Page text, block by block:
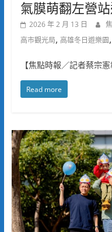
氣膜萌翻左營
2026 年 2 月 13 日
高市觀光局, 高雄冬日遊樂園,
【焦點時報／記者蔡宗
Read more